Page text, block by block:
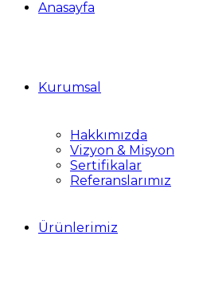
Anasayfa
Kurumsal
Hakkımızda
Vizyon & Misyon
Sertifikalar
Referanslarımız
Ürünlerimiz